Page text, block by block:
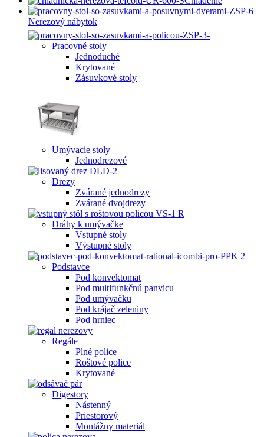
Nerezový nábytok
Pracovné stoly
Jednoduché
Krytované
Zásuvkové stoly
Umývacie stoly
Jednodrezové
Drezy
Zvárané jednodrezy
Zvárané dvojdrezy
Dráhy k umývačke
Vstupné stoly
Výstupné stoly
Podstavce
Pod konvektomat
Pod multifunkčnú panvicu
Pod umývačku
Pod krájač zeleniny
Pod hrniec
Regále
Plné police
Roštové police
Krytované
Digestory
Nástenný
Priestorový
Montážny materiál